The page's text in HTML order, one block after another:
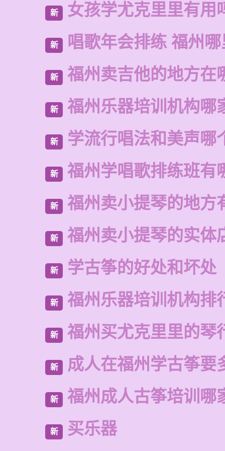
新 女孩学尤克里里有用
新 唱歌年会排练 福州
新 福州卖吉他的地方在
新 福州乐器培训机构哪
新 学流行唱法和美声哪
新 福州学唱歌排练班有
新 福州卖小提琴的地方
新 福州卖小提琴的实体
新 学古筝的好处和坏处
新 福州乐器培训机构排
新 福州买尤克里里的琴
新 成人在福州学古筝要
新 福州成人古筝培训哪
新 买乐器